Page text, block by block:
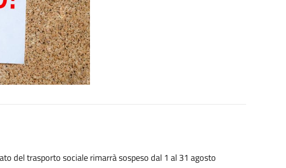
del trasporto sociale rimarrà sospeso dal 1 al 31 agosto